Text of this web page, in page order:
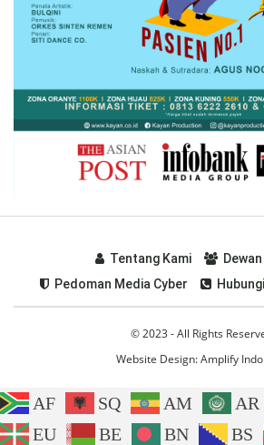
Tentang Kami
Pedoman Media Cyber
© 2023 - All Rights
Website Design:Amplify
AF SQ AM AR
EU
BE BN BS